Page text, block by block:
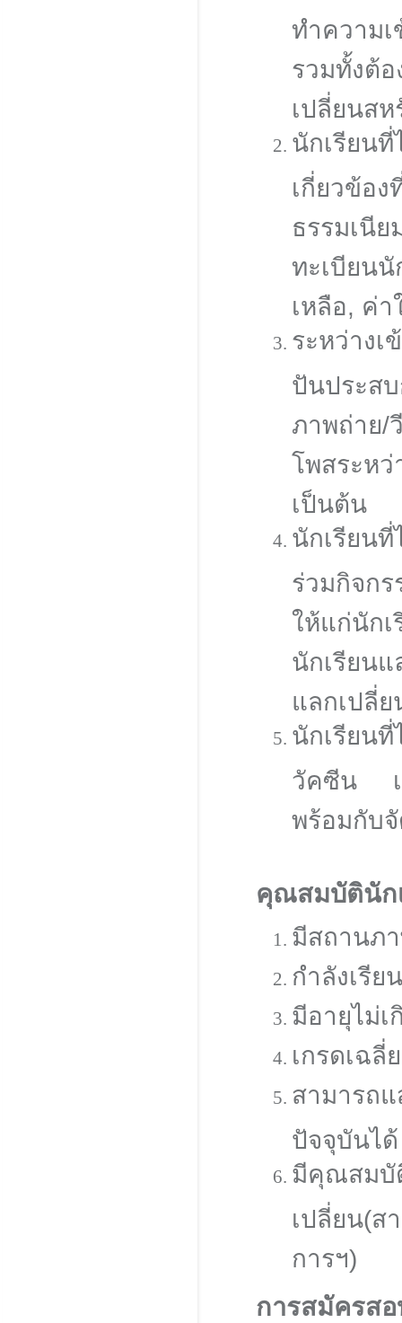
ทำความ
รวมทั้งต้อ
เปลี่ยนสห
นักเรียน
เกี่ยวข้อ
ธรรมเนี
ทะเบียน
เหลือ, ค่
ระหว่างเ
ปันประส
ภาพถ่าย/
โพสระหว่
เป็นต้น
นักเรียนที่
ร่วมกิจก
ให้แก่นัก
นักเรียน
แลกเปลี่
นักเรียน
วัคซีน เป็
พร้อมกับจั
คุณสมบัตินัก
มีสถานภ
กำลังเรี
มีอายุไม่
เกรดเฉ
สามารถ
ปัจจุบันได้
มีคุณสมบั
เปลี่ยน(ส
การฯ)
การสมัครส